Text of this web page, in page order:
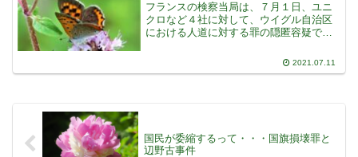
フランスの検察当局は、７月１日、ユニ
クロなど４社に対して、ウイグル自治区
における人道に対する罪の隠匿容疑で捜
は、中国の共産党結党１００周年の記念
式典が行われる日で、その日にあわせて
2021.07.11
国民が委縮するって・・・国旗損壊罪と
辺野古事件